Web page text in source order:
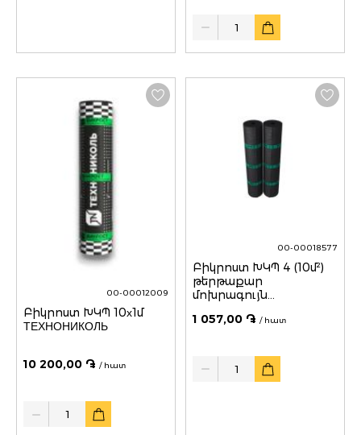
Quantity
00-00012009
Բիկրոստ ԽԿՊ 10х1մ
ТЕХНОНИКОЛЬ
10 200,00 ֏ / հատ
00-00018577
Բիկրոստ ԽԿՊ 4 (10մ²)
թերթաքար
մոխրագույն
1 057,00 ֏ / հատ
Quantity